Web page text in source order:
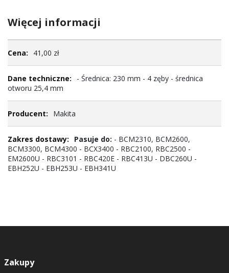
Więcej informacji
informacji41,00 zł
- Średnica: 230 mm - 4 zęby - średnica
otworu 25,4 mm
Makita
Pasuje do: - BCM2310, BCM2600,
BCM3300, BCM4300 - BCX3400 - RBC2100, RBC2500 -
EM2600U - RBC3101 - RBC420E - RBC413U - DBC260U -
EBH252U - EBH253U - EBH341U
Zakupy